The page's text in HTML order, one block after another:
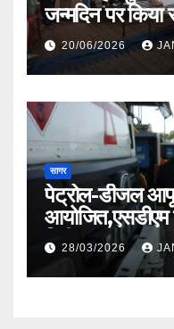
जन्मदिन पर
20/06/2026
सागर
पेट्रोल-डीजल
आयोजित,एसडीएम
निरीक्षण
28/03/2026